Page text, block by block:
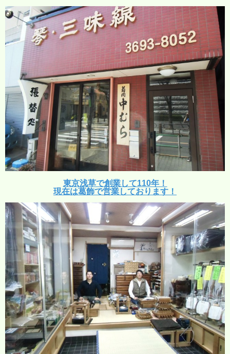
東京浅草で創業して110年！
現在は葛飾で営業しております！